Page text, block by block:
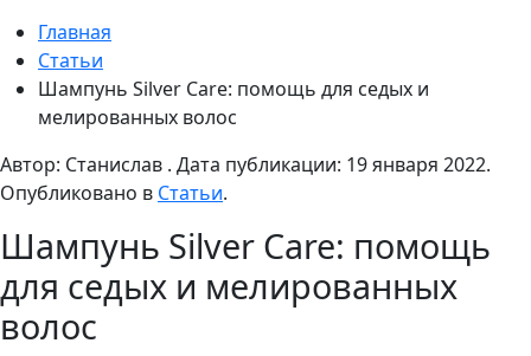
Главная
Статьи
Шампунь Silver Care: помощь для седых и
мелированных волос
Автор: Cтанислав . Дата публикации: 19 января 2022.
Опубликовано в Статьи.
Шампунь Silver Care: помощь
для седых и мелированных
волос